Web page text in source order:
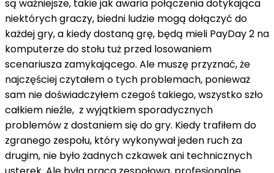
są ważniejsze, takie jak awaria połączenia dotykająca
niektórych graczy, biedni ludzie mogą dołączyć do
każdej gry, a kiedy dostaną grę, będą mieli PayDay 2 na
komputerze do stołu tuż przed losowaniem
scenariusza zamykającego. Ale muszę przyznać, że
najczęściej czytałem o tych problemach, ponieważ
sam nie doświadczyłem czegoś takiego, wszystko szło
całkiem nieźle, z wyjątkiem sporadycznych
problemów z dostaniem się do gry. Kiedy trafiłem do
zgranego zespołu, który wykonywał jeden ruch za
drugim, nie było żadnych czkawek ani technicznych